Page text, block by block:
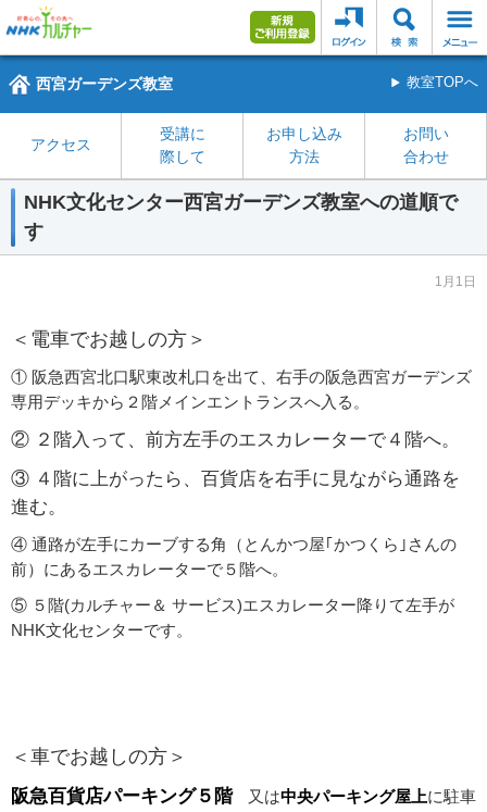
西宮ガーデンズ教室 教室TOPへ
アクセス
受講に
際して
お申し込み
方法
お問い
合わせ
NHK文化センター西宮ガーデンズ教室への道順で
す
1月1日
＜電車でお越しの方＞
① 阪急西宮北口駅東改札口を出て、 右手の阪急西宮ガーデンズ
専用デッキから ２階メインエントランスへ入る 。
② ２階入って、前方左手のエスカレーターで４階へ。
③ ４階に上がったら、百貨店を右手に見ながら通路を
進む。
④ 通路が左手にカーブする角
（とんかつ屋｢かつくら｣さんの
前） にあるエスカレーターで５階へ。
⑤ ５階(カルチャー＆ サービス)エスカレーター降りて左手が
NHK文化センターです。
＜車でお越しの方＞
阪急百貨店パーキング５階 又は中央パーキング屋上に駐車